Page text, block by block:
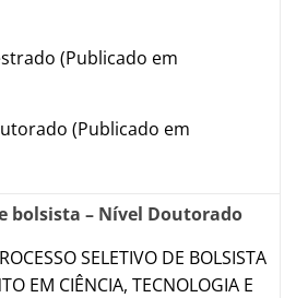
(Publicado em
(Publicado em
bolsista – Nível Doutorado
SELETIVO DE BOLSISTA
EM CIÊNCIA, TECNOLOGIA E